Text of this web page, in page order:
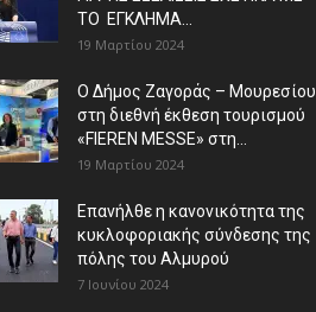
ΤΟ ΕΓΚΛΗΜΑ...
19 Μαρτίου 2024
Ο Δήμος Ζαγοράς – Μουρεσίου
στη διεθνή έκθεση τουρισμού
«FIEREN MESSE» στη...
19 Μαρτίου 2024
Επανήλθε η κανονικότητα της
κυκλοφοριακής σύνδεσης της
πόλης του Αλμυρού
7 Ιουνίου 2024